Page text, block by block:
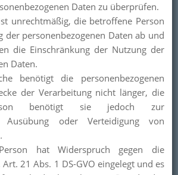
Daten zu überprüfen.
unrechtmäßig, die betroffene Person
der personenbezogenen Daten ab und
die Einschränkung der Nutzung der
Daten.
benötigt die personenbezogenen
der Verarbeitung nicht länger, die
benötigt sie jedoch zur
Ausübung oder Verteidigung von
hat Widerspruch gegen die
21 Abs. 1 DS-GVO eingelegt und es